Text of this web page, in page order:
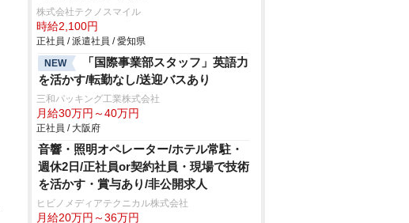
株式会社テクノスマイル
時給2,100円
正社員 / 派遣社員 / 愛知県
NEW
「国際事業部スタッフ」英語力
を活かす/転勤なし/送迎バスあり
三和パッキング工業株式会社
月給30万円～40万円
正社員 / 大阪府
音響・照明オペレーター/ホテル常駐・
週休2日/正社員or契約社員・現場で技術
を活かす・賞与あり/非公開求人
ヒビノメディアテクニカル株式会社
月給20万円～36万円